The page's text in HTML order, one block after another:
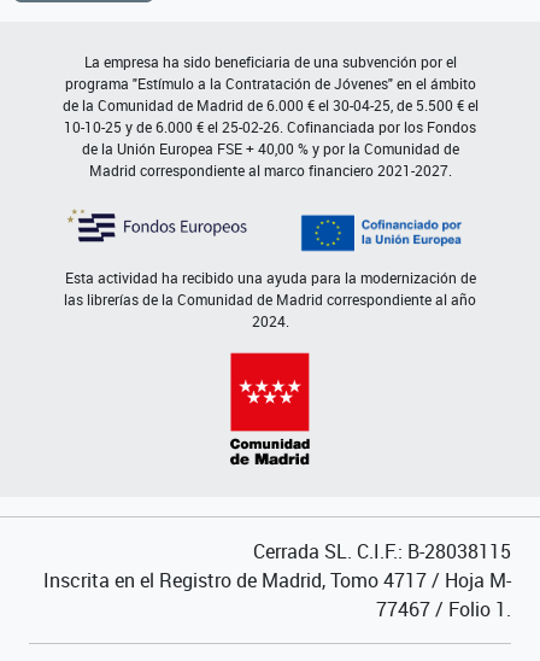
La empresa ha sido beneficiaria de una subvención por el
programa "Estímulo a la Contratación de Jóvenes" en el ámbito
de la Comunidad de Madrid de 6.000 € el 30-04-25, de 5.500 € el
10-10-25 y de 6.000 € el 25-02-26. Cofinanciada por los Fondos
de la Unión Europea FSE + 40,00 % y por la Comunidad de
Madrid correspondiente al marco financiero 2021-2027.
Esta actividad ha recibido una ayuda para la modernización de
las librerías de la Comunidad de Madrid correspondiente al año
2024.
Cerrada SL. C.I.F.: B-28038115
Inscrita en el Registro de Madrid, Tomo 4717 / Hoja M-
77467 / Folio 1.